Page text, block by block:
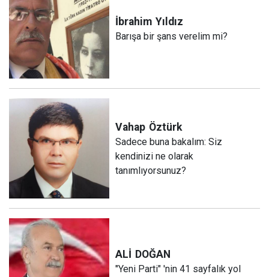
İbrahim Yıldız
Barışa bir şans verelim mi?
Vahap Öztürk
Sadece buna bakalım: Siz
kendinizi ne olarak
tanımlıyorsunuz?
ALİ DOĞAN
"Yeni Parti" 'nin 41 sayfalık yol